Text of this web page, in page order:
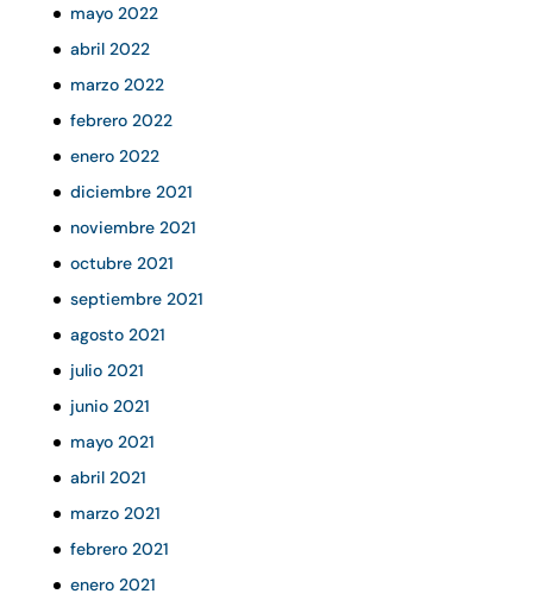
mayo 2022
abril 2022
marzo 2022
febrero 2022
enero 2022
diciembre 2021
noviembre 2021
octubre 2021
septiembre 2021
agosto 2021
julio 2021
junio 2021
mayo 2021
abril 2021
marzo 2021
febrero 2021
enero 2021